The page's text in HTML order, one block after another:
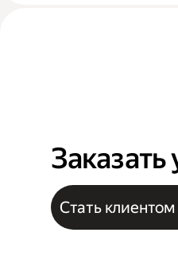
Заказать
Стать клиентом